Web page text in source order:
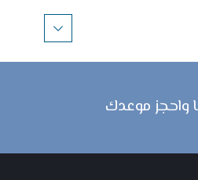
واحجز موعدك